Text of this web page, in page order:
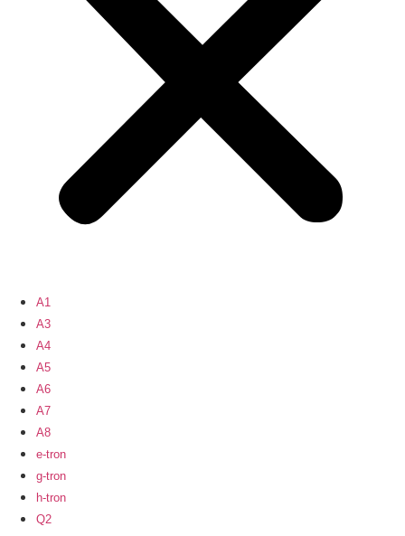
A1
A3
A4
A5
A6
A7
A8
e-tron
g-tron
h-tron
Q2